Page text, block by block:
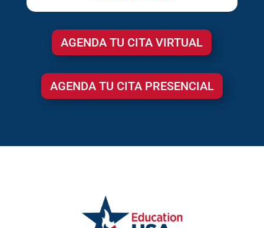
AGENDA TU CITA VIRTUAL
AGENDA TU CITA PRESENCIAL